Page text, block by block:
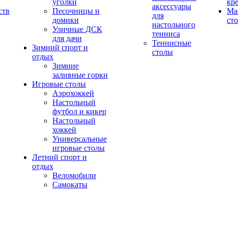
уголки
Песочницы и
домики
Уличные ДСК
для дачи
Зимний спорт и
отдых
Зимние
заливные горки
Игровые столы
Аэрохоккей
Настольный
футбол и кикер
Настольный
хоккей
Универсальные
игровые столы
Летний спорт и
отдых
Веломобили
Самокаты
аксессуары
для
настольного
тенниса
Теннисные
столы